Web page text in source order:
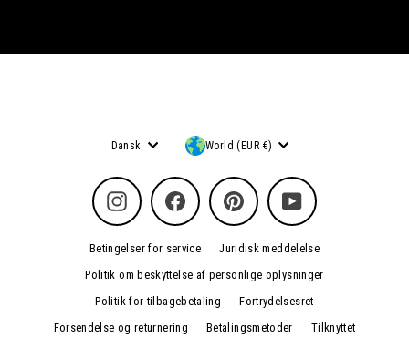
Dansk
Valuta
World (EUR €)
Instagram Facebook Pinterest YouTube
Betingelser for service
Juridisk meddelelse
Politik om beskyttelse af personlige oplysninger
Politik for tilbagebetaling
Fortrydelsesret
Forsendelse og returnering
Betalingsmetoder
Tilknyttet